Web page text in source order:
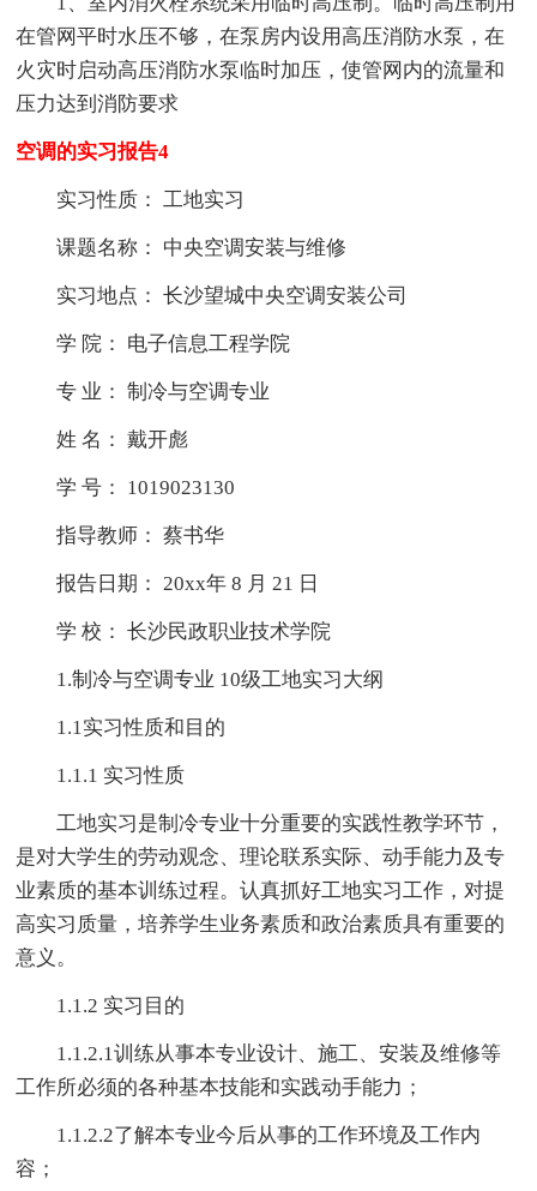
在管网平时水压不够，在泵房内设用高压消防水泵，在
火灾时启动高压消防水泵临时加压，使管网内的流量和
压力达到消防要求
空调的实习报告4
实习性质： 工地实习
课题名称： 中央空调安装与维修
实习地点： 长沙望城中央空调安装公司
学 院： 电子信息工程学院
专 业： 制冷与空调专业
姓 名： 戴开彪
学 号： 1019023130
指导教师： 蔡书华
报告日期： 20xx年 8 月 21 日
学 校： 长沙民政职业技术学院
1.制冷与空调专业 10级工地实习大纲
1.1实习性质和目的
1.1.1 实习性质
工地实习是制冷专业十分重要的实践性教学环节，
是对大学生的劳动观念、理论联系实际、动手能力及专
业素质的基本训练过程。认真抓好工地实习工作，对提
高实习质量，培养学生业务素质和政治素质具有重要的
意义。
1.1.2 实习目的
1.1.2.1训练从事本专业设计、施工、安装及维修等
工作所必须的各种基本技能和实践动手能力；
1.1.2.2了解本专业今后从事的工作环境及工作内
容；